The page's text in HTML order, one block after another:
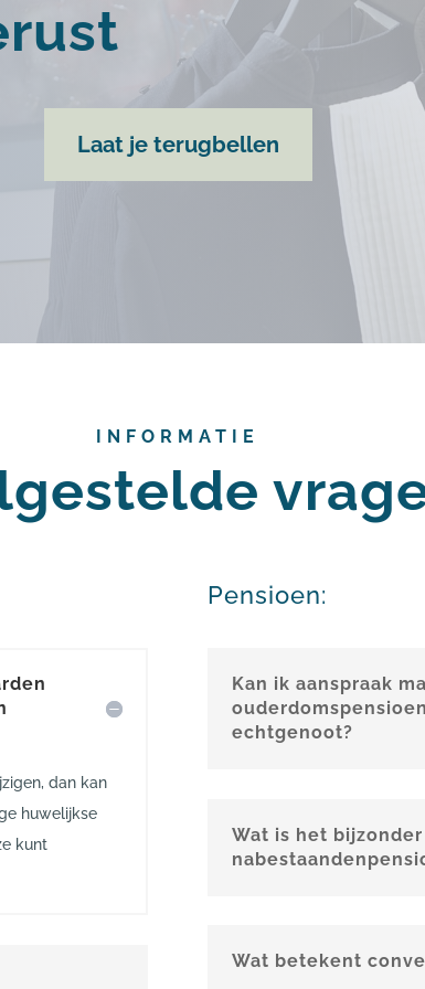
Laat je terugbellen
INFORMATIE
dan kan
huwelijkse
kunt
Pensioen:
Kan ik aanspraak
echtgenoot?
Wat is het bijzonder
Wat betekent